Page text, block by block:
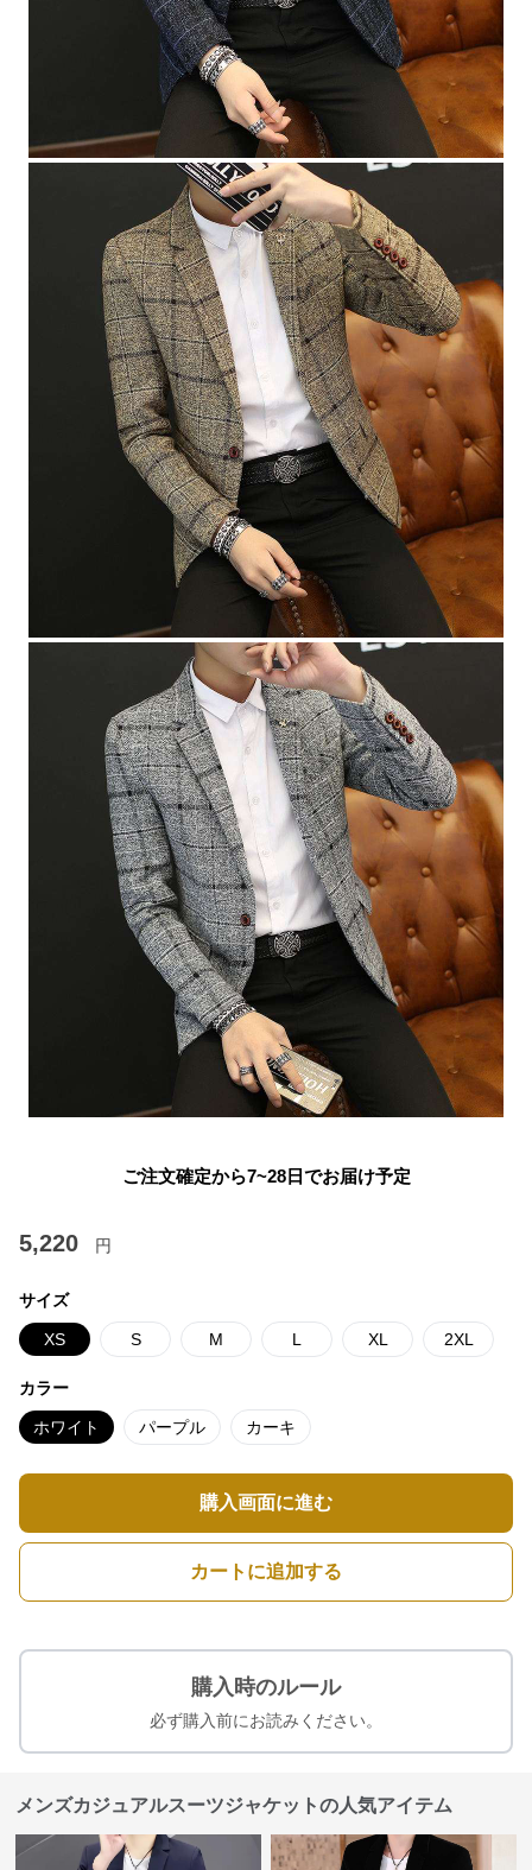
ご注文確定から7~28日でお届け予定
5,220 円
サイズ
XS S M L XL 2XL
カラー
ホワイト パープル カーキ
購入画面に進む
カートに追加する
購入時のルール
必ず購入前にお読みください。
メンズカジュアルスーツジャケットの人気アイテム